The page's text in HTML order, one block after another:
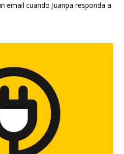
email cuando Juanpa responda a